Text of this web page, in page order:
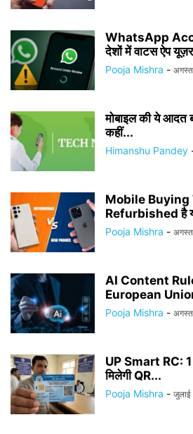
WhatsApp
देशों में वाटस ऐप
Pooja Mishra -
मोबाइल की ये आदत
कहीं...
Himanshu Pandey
Mobile Buying
Refurbished है
Pooja Mishra -
AI Content
European
Pooja Mishra -
UP Smart RC: 1
मिलेगी QR...
Pooja Mishra -